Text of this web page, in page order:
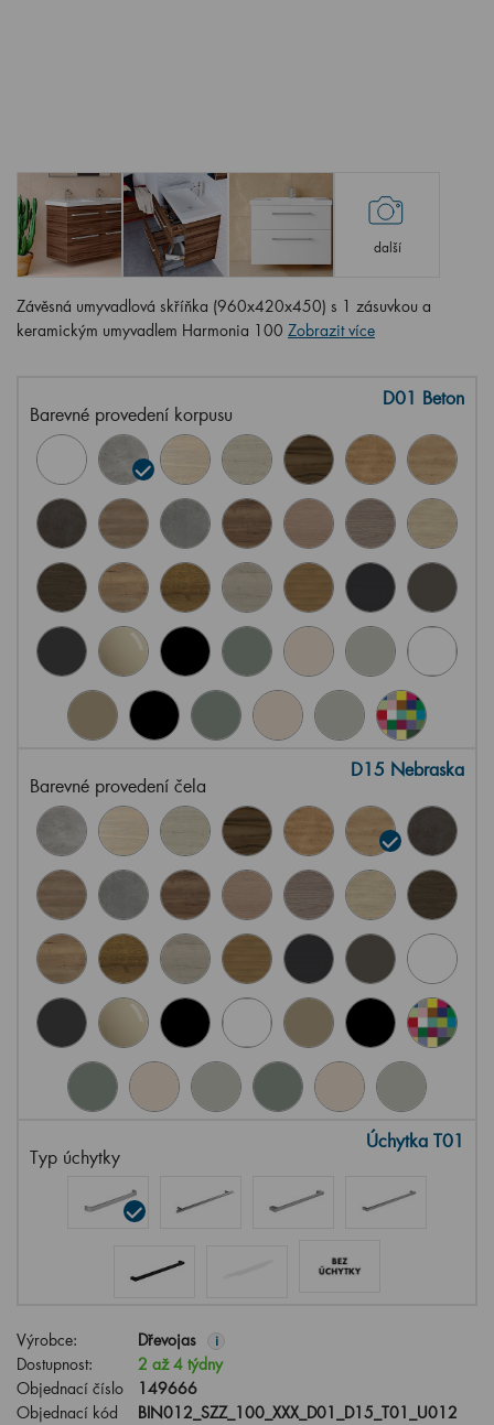
další
Závěsná umyvadlová skříňka (960x420x450) s 1 zásuvkou a
keramickým umyvadlem Harmonia 100 Zobrazit více
Barevné provedení korpusu
D01 Beton
Barevné provedení čela
D15 Nebraska
Typ úchytky
Úchytka T01
Výrobce: Dřevojas i
Dostupnost:
2 až 4 týdny
Objednací číslo
149666
Objednací kód
BIN012_SZZ_100_XXX_D01_D15_T01_U012